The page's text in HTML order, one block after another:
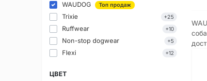
WAUDOG Топ продаж
Trixie +25
Ruffwear +10
Non-stop dogwear +5
Flexi +12
ЦВЕТ